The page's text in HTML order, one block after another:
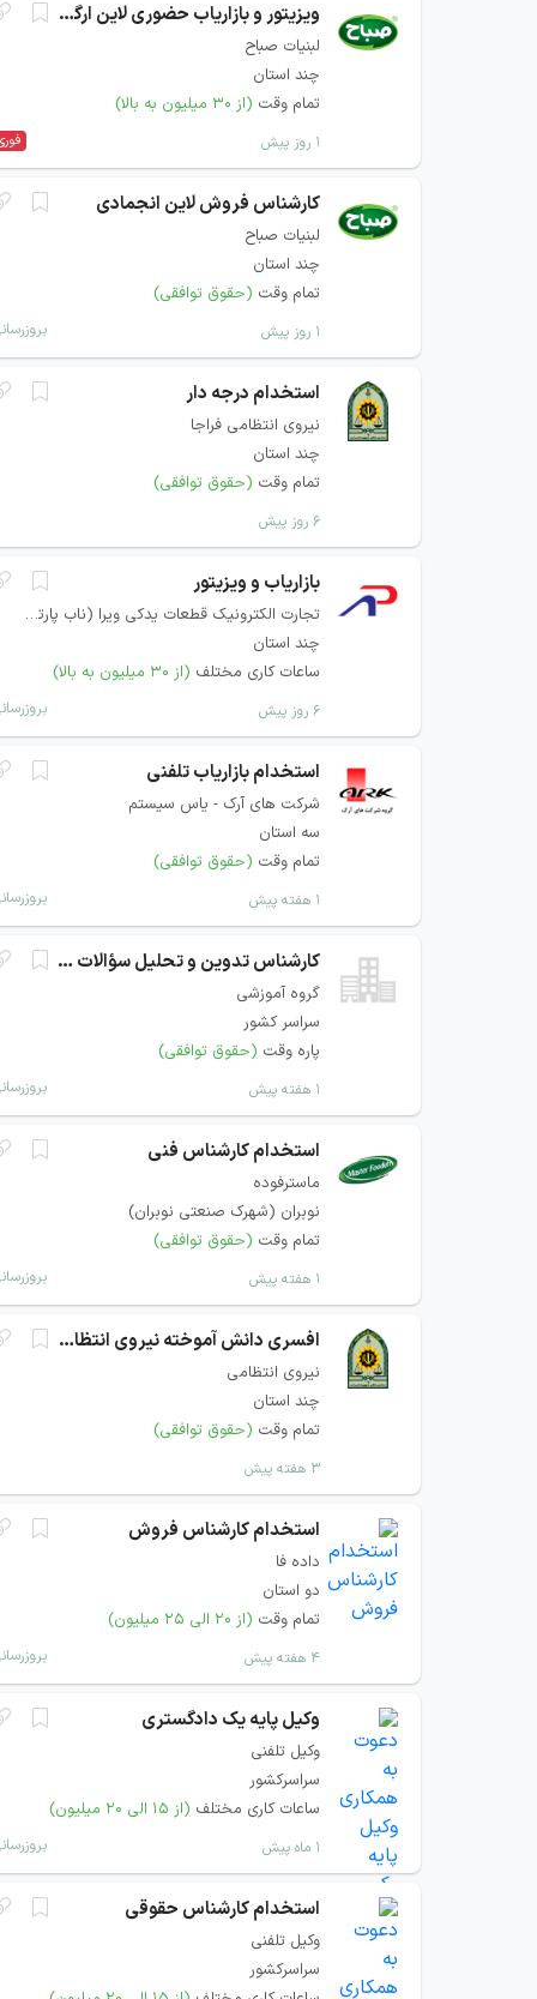
ویزیتور و بازاریاب حضوری لاین ارگان و سازمان
لبنیات صباح
چند استان
تمام وقت (از ۳۰ میلیون به بالا)
۱ روز پیش
کارشناس فروش لاین انجمادی
لبنیات صباح
چند استان
تمام وقت (حقوق توافقی)
۱ روز پیش
استخدام درجه دار
نیروی انتظامی فراجا
چند استان
تمام وقت (حقوق توافقی)
۶ روز پیش
بازاریاب و ویزیتور
تجارت الکترونیک قطعات یدکی ویرا (ناب پارتس)
چند استان
ساعات کاری مختلف (از ۳۰ میلیون به بالا)
۶ روز پیش
استخدام بازاریاب تلفنی
شرکت های آرک - یاس سیستم
سه استان
تمام وقت (حقوق توافقی)
۱ هفته پیش
کارشناس تدوین و تحلیل سؤالات دانشگاهی
گروه آموزشی
سراسر کشور
پاره وقت (حقوق توافقی)
۱ هفته پیش
استخدام کارشناس فنی
ماسترفوده
نوبران (شهرک صنعتی نوبران)
تمام وقت (حقوق توافقی)
۱ هفته پیش
افسری دانش آموخته نیروی انتظامی
نیروی انتظامی
چند استان
تمام وقت (حقوق توافقی)
۳ هفته پیش
استخدام کارشناس فروش
داده فا
دو استان
تمام وقت (از ۲۰ الی ۲۵ میلیون)
۴ هفته پیش
وکیل پایه یک دادگستری
وکیل تلفنی
سراسرکشور
ساعات کاری مختلف (از ۱۵ الی ۲۰ میلیون)
۱ ماه پیش
استخدام کارشناس حقوقی
وکیل تلفنی
سراسرکشور